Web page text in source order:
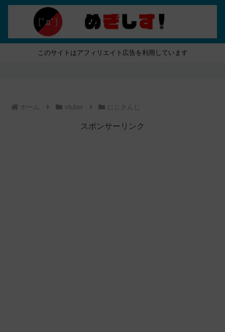
このサイトはアフィリエイト広告を利用しています
ホーム vtuber にじさんじ
スポンサーリンク